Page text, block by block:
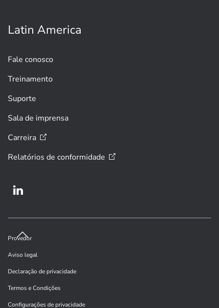
Latin America
Fale conosco
Treinamento
Suporte
Sala de imprensa
Carreira
Relatórios de conformidade
Provedor
Aviso legal
Declaração de privacidade
Termos e Condições
Configurações de privacidade